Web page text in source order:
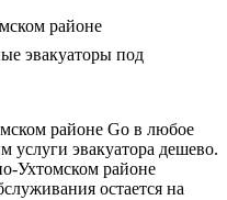
эвакуаторы под
районе Go в любое
эвакуатора дешево.
Ухтомском районе
остается на